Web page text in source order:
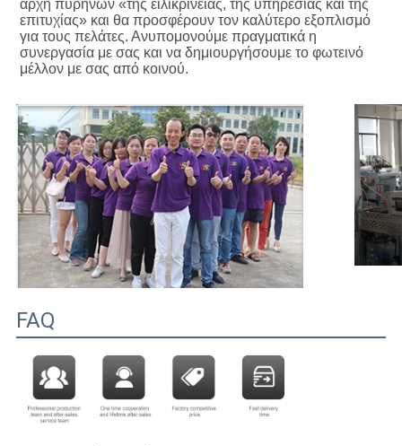
αρχή πυρήνων «της ειλικρίνειας, της υπηρεσίας και της
επιτυχίας» και θα προσφέρουν τον καλύτερο εξοπλισμό
για τους πελάτες. Ανυπομονούμε πραγματικά η
συνεργασία με σας και να δημιουργήσουμε το φωτεινό
μέλλον με σας από κοινού.
FAQ